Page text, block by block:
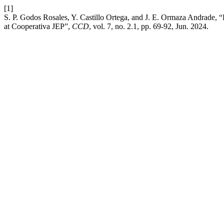
[1]
S. P. Godos Rosales, Y. Castillo Ortega, and J. E. Ormaza
at Cooperativa JEP”, CCD, vol. 7, no. 2.1, pp. 69-92, Jun. 2024.